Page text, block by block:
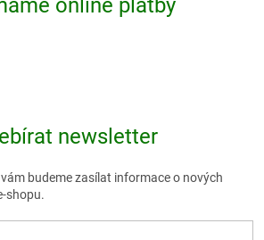
online platby
newsletter
budeme zasílat informace o nových
shopu.